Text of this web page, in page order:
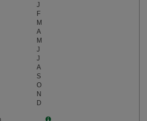
J
F
M
A
M
J
J
A
S
O
N
D